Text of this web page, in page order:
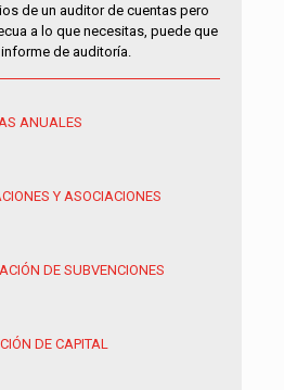
de un auditor de cuentas pero
a lo que necesitas, puede que
de auditoría.
ANUALES
Y ASOCIACIONES
DE SUBVENCIONES
DE CAPITAL